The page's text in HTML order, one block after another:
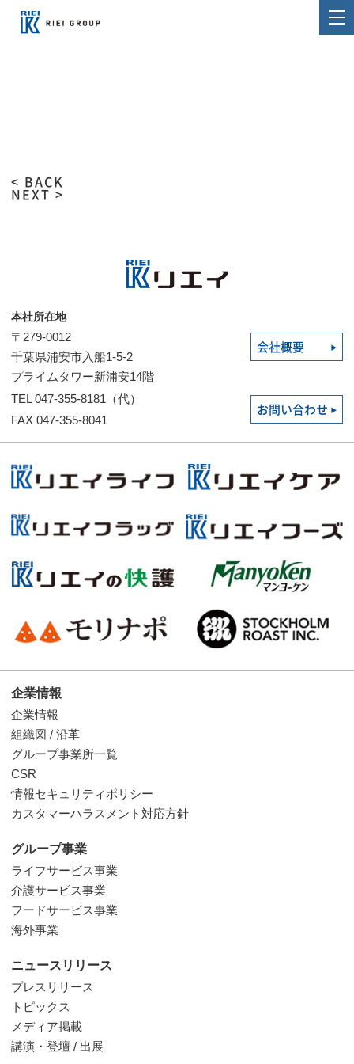
< BACK
NEXT >
本社所在地
〒279-0012
千葉県浦安市入船1-5-2
プライムタワー新浦安14階
会社概要
TEL 047-355-8181（代）
FAX 047-355-8041
お問い合わせ
企業情報
企業情報
組織図 / 沿革
グループ事業所一覧
CSR
情報セキュリティポリシー
カスタマーハラスメント対応方針
グループ事業
ライフサービス事業
介護サービス事業
フードサービス事業
海外事業
ニュースリリース
プレスリリース
トピックス
メディア掲載
講演・登壇 / 出展